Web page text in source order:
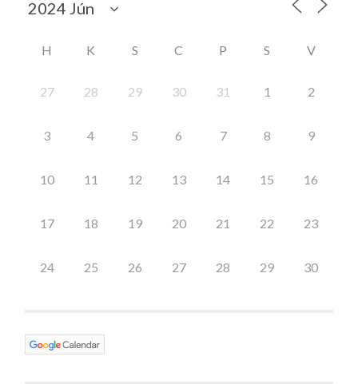
H K S C P S V
27 28 29 30 31 1 2
3 4 5 6 7 8 9
10 11 12 13 14 15 16
17 18 19 20 21 22 23
24 25 26 27 28 29 30